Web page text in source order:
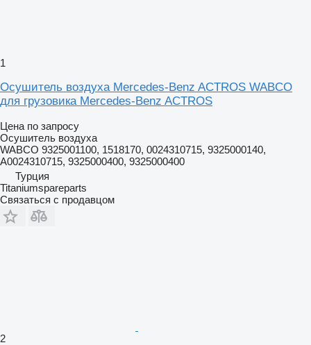
1
Осушитель воздуха Mercedes-Benz ACTROS WABCO
для грузовика Mercedes-Benz ACTROS
Цена по запросу
Осушитель воздуха
WABCO 9325001100, 1518170, 0024310715, 9325000140,
A0024310715, 9325000400, 9325000400
Турция
Titaniumspareparts
Связаться с продавцом
2